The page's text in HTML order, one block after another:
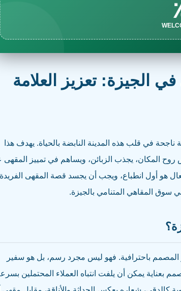
الجيزة: تعزيز العلامة
في قلب هذه المدينة النابضة بالحياة. يهدف هذا
المكان، يجذب الزبائن، ويساهم في تمييز
هو أول انطباع، ويجب أن يجسد قصة المقهى
سوق المقاهي المتنامي بالجيزة.
المصمم باحترافية. فهو ليس مجرد رسم، بل هو سفير
يمكن أن يلفت انتباه العملاء المحتملين